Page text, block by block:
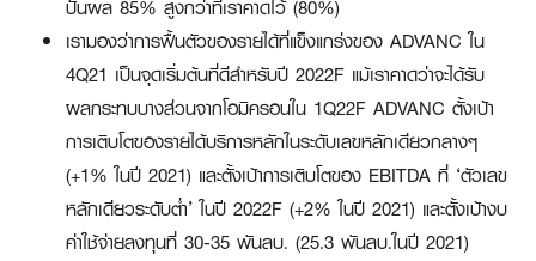
ปันผล 85% สูงกว่าที่เราคาดไว้ (80%)
เรามองว่าการฟื้นตัวของรายได้ที่แข็งแกร่งของ ADVANC ใน
4Q21 เป็นจุดเริ่มต้นที่ดีสำหรับปี 2022F แม้เราคาดว่าจะได้รับ
ผลกระทบบางส่วนจากโอมิครอนใน 1Q22F ADVANC ตั้งเป้า
การเติบโตของรายได้บริการหลักในระดับเลขหลักเดียวกลางๆ
(+1% ในปี 2021) และตั้งเป้าการเติบโตของ EBITDA ที่ ‘ตัวเลข
หลักเดียวระดับต่ำ’ ในปี 2022F (+2% ในปี 2021) และตั้งเป้างบ
ค่าใช้จ่ายลงทุนที่ 30-35 พันลบ. (25.3 พันลบ.ในปี 2021)